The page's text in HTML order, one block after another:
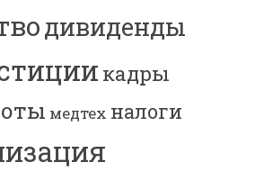
дивиденды
кадры
медтех налоги